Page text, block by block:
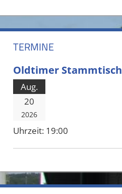
TERMINE
Oldtimer Stammtisch
Aug.
20
2026
Uhrzeit: 19:00